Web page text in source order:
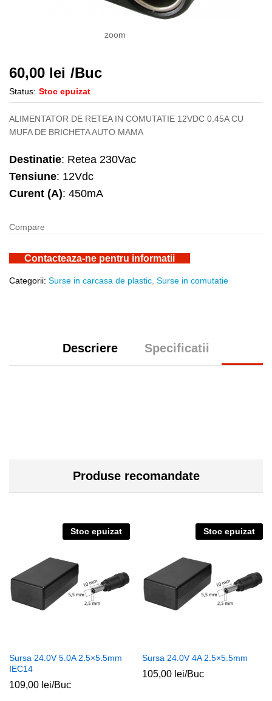
zoom
60,00 lei /Buc
Status: Stoc epuizat
ALIMENTATOR DE RETEA IN COMUTATIE 12VDC 0.45A CU
MUFA DE BRICHETA AUTO MAMA
Destinatie: Retea 230Vac
Tensiune: 12Vdc
Curent (A): 450mA
Compare
Contacteaza-ne pentru informatii
Categorii: Surse in carcasa de plastic Surse in comutatie
Descriere Specificatii
Produse recomandate
Stoc epuizat
Sursa 24.0V 5.0A 2.5×5.5mm
IEC14
109,00 lei/Buc
Stoc epuizat
Sursa 24.0V 4A 2.5×5.5mm
105,00 lei/Buc